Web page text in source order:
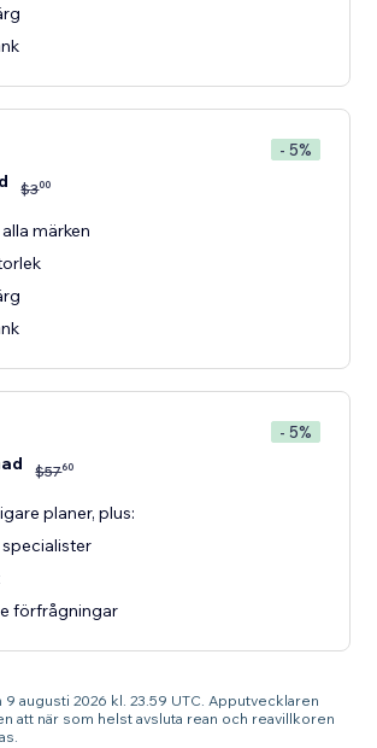
- 5%
$300
märken
- 5%
$5760
planer, plus:
förfrågningar
augusti 2026 kl. 23.59 UTC. Apputvecklaren
att när som helst avsluta rean och reavillkoren